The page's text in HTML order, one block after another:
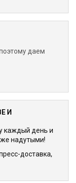
даем
И
каждый день и
надутыми!
доставка,